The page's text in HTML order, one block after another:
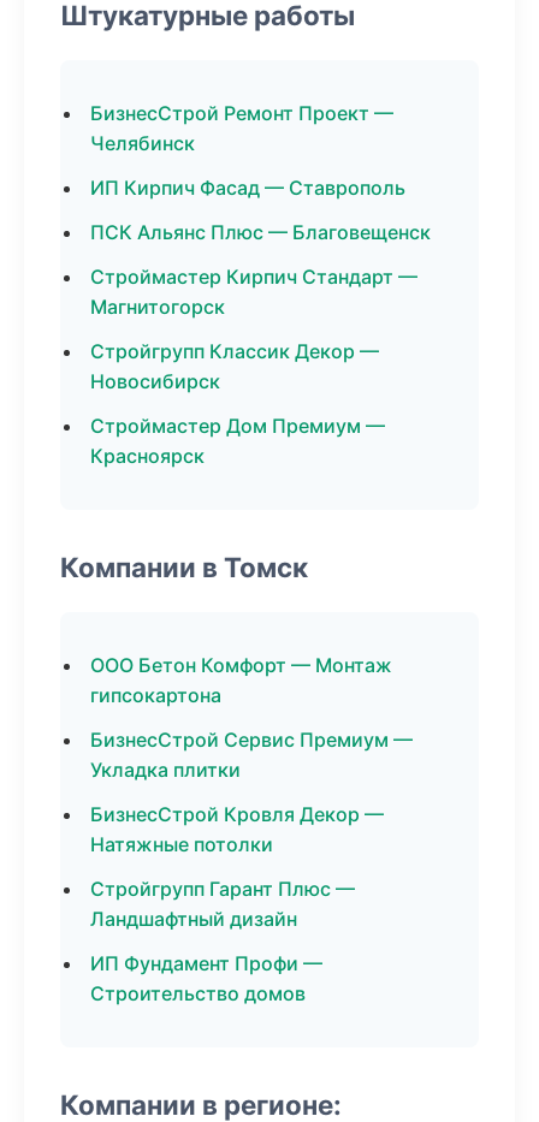
Штукатурные работы
БизнесСтрой Ремонт Проект —
Челябинск
ИП Кирпич Фасад — Ставрополь
ПСК Альянс Плюс — Благовещенск
Строймастер Кирпич Стандарт —
Магнитогорск
Стройгрупп Классик Декор —
Новосибирск
Строймастер Дом Премиум —
Красноярск
Компании в Томск
ООО Бетон Комфорт — Монтаж
гипсокартона
БизнесСтрой Сервис Премиум —
Укладка плитки
БизнесСтрой Кровля Декор —
Натяжные потолки
Стройгрупп Гарант Плюс —
Ландшафтный дизайн
ИП Фундамент Профи —
Строительство домов
Компании в регионе: